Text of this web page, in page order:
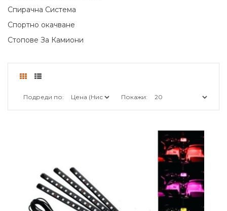
Спирачна Система
Спортно окачване
Стопове За Камиони
Подреди по: Покажи: